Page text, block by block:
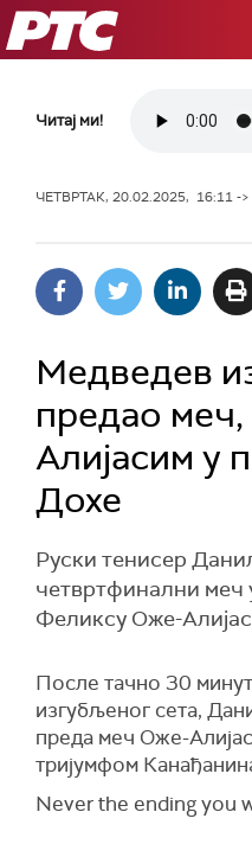
РТС
Читај ми!
ЧЕТВРТАК, 20.02.2025, 16:11 ->
Медведев
предао
Алијасим у
Дохе
Руски тенисер
четвртфинални
Феликсу Оже-
После тачно 30
изгубљеног сета,
преда меч Оже-
тријумфом
Never the ending you